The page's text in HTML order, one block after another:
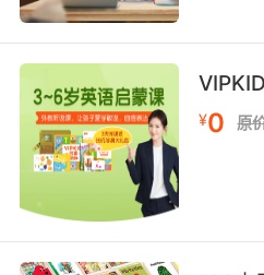
REACH认证进一步管控
清单，如邻苯二甲酸盐
领域，TüV低蓝光认证通
光比例控制在5%以下，
疲劳风险。教育装备协会
环保认证的设备故障率比
四、教育场景适配认证
针对网课特性衍生的专项
¥0 原